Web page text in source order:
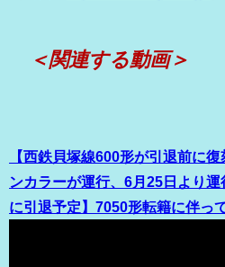
＜関連する動画＞
【西鉄貝塚線600形が引退前に
ンカラーが運行、6月25日より
に引退予定】7050形転籍に伴っ